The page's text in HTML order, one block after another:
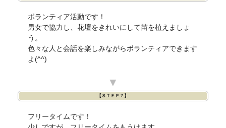
ボランティア活動です！
男女で協力し、花壇をきれいにして苗を植えましょ
う。
色々な人と会話を楽しみながらボランティアできます
よ(^^)
▼
【ＳＴＥＰ７】
フリータイムです！